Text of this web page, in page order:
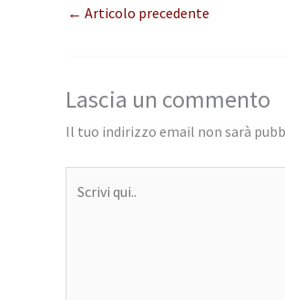
← Articolo precedente
Lascia un commento
Il tuo indirizzo email non sarà